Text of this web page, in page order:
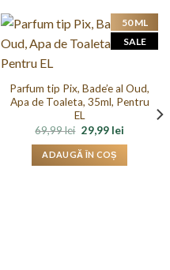
Parfum tip Pix, Bade’e al Oud,
Apa de Toaleta, 35ml, Pentru
EL
69,99lei Prețul
inițial
a
fost:
29,99 leiPrețul
ADAUGĂ ÎN COȘ
50 ML
SALE